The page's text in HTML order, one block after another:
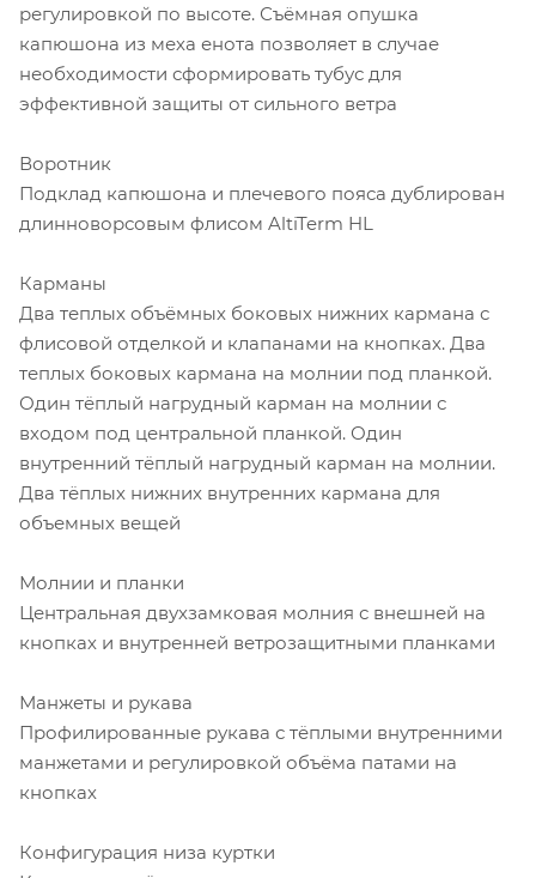
регулировкой по высоте. Съёмная опушка
капюшона из меха енота позволяет в случае
необходимости сформировать тубус для
эффективной защиты от сильного ветра
Воротник
Подклад капюшона и плечевого пояса дублирован
длинноворсовым флисом AltiTerm HL
Карманы
Два теплых объёмных боковых нижних кармана с
флисовой отделкой и клапанами на кнопках. Два
теплых боковых кармана на молнии под планкой.
Один тёплый нагрудный карман на молнии с
входом под центральной планкой. Один
внутренний тёплый нагрудный карман на молнии.
Два тёплых нижних внутренних кармана для
объемных вещей
Молнии и планки
Центральная двухзамковая молния с внешней на
кнопках и внутренней ветрозащитными планками
Манжеты и рукава
Профилированные рукава с тёплыми внутренними
манжетами и регулировкой объёма патами на
кнопках
Конфигурация низа куртки